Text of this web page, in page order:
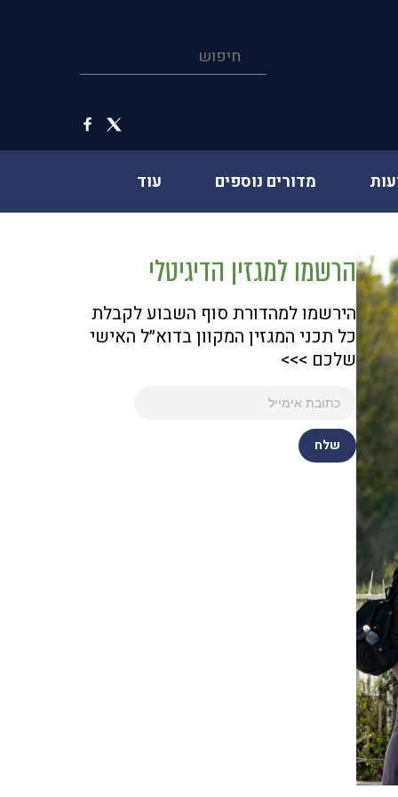
מדורים נוספים עוד
הרשמו למגזין הדיגיטלי
הירשמו למהדורת סוף השבוע לקבלת
כל תכני המגזין המקוון בדוא״ל האישי
שלכם >>>